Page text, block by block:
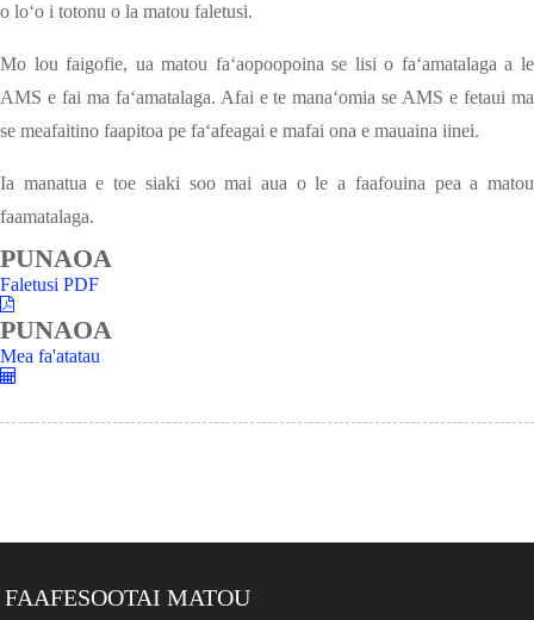
o loʻo i totonu o la matou faletusi.
Mo lou faigofie, ua matou faʻaopoopoina se lisi o faʻamatalaga a le
AMS e fai ma faʻamatalaga. Afai e te manaʻomia se AMS e fetaui ma
se meafaitino faapitoa pe faʻafeagai e mafai ona e mauaina iinei.
Ia manatua e toe siaki soo mai aua o le a faafouina pea a matou
faamatalaga.
PUNAOA
Faletusi PDF
PUNAOA
Mea fa'atatau
FAAFESOOTAI MATOU